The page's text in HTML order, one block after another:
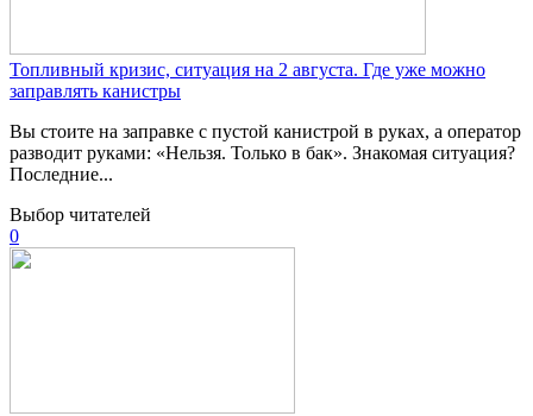
Топливный кризис, ситуация на 2 августа. Где уже можно
заправлять канистры
Вы стоите на заправке с пустой канистрой в руках, а оператор
разводит руками: «Нельзя. Только в бак». Знакомая ситуация?
Последние...
Выбор читателей
0